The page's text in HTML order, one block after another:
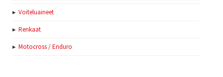
Voiteluaineet
Renkaat
Motocross / Enduro